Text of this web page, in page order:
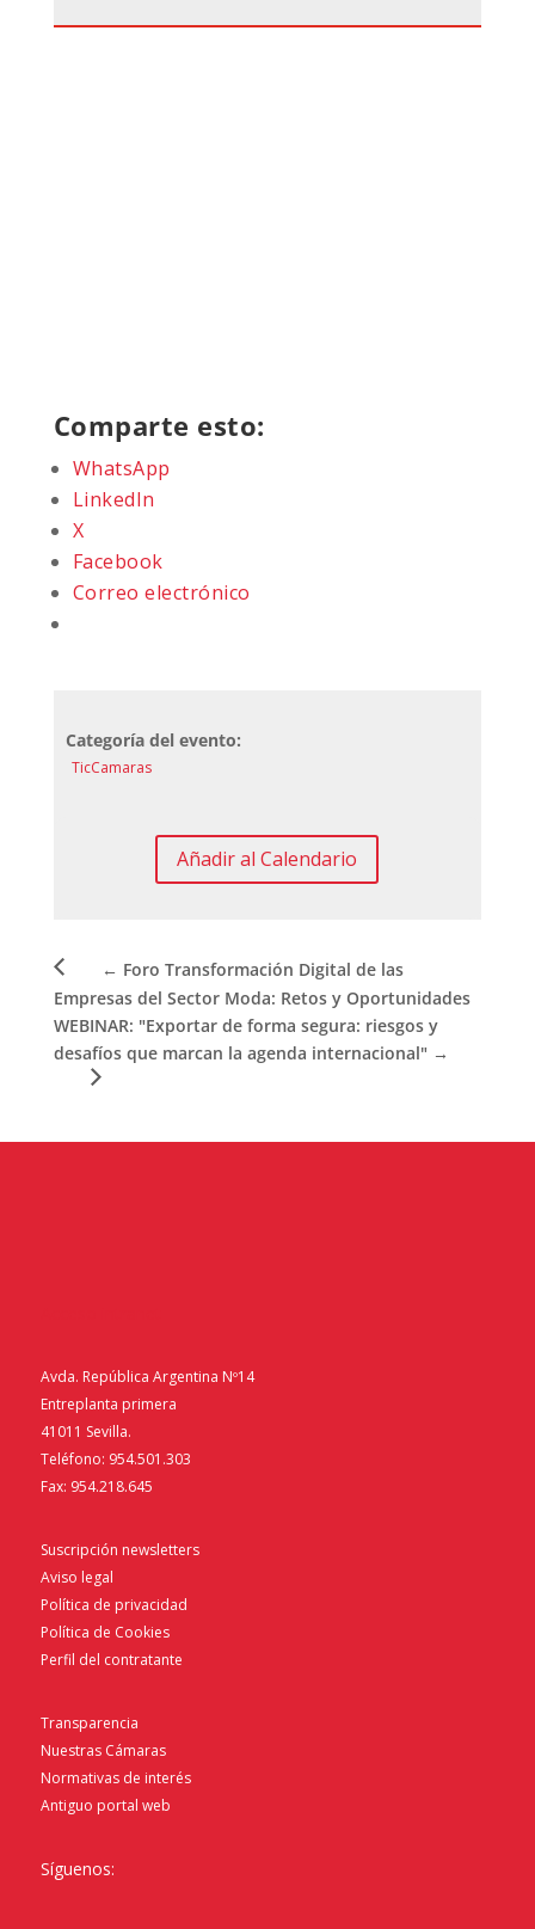
Comparte esto:
WhatsApp
LinkedIn
X
Facebook
Correo electrónico
Categoría del evento:
TicCamaras
Añadir al Calendario
← Foro Transformación Digital de las
Empresas del Sector Moda: Retos y Oportunidades
WEBINAR: "Exportar de forma segura: riesgos y
desafíos que marcan la agenda internacional"→
Avda. República Argentina Nº14
Entreplanta primera
41011 Sevilla.
Teléfono: 954.501.303
Fax: 954.218.645
Suscripción newsletters
Aviso legal
Política de privacidad
Política de Cookies
Perfil del contratante
Transparencia
Nuestras Cámaras
Normativas de interés
Antiguo portal web
Síguenos: